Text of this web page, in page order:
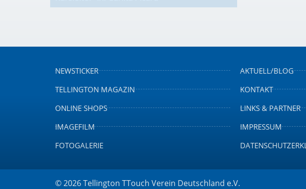
NEWSTICKER
TELLINGTON MAGAZIN
ONLINE SHOPS
IMAGEFILM
FOTOGALERIE
AKTUELL/BLOG
KONTAKT
LINKS & PARTNER
IMPRESSUM
© 2026 Tellington TTouch Verein Deutschland e.V.